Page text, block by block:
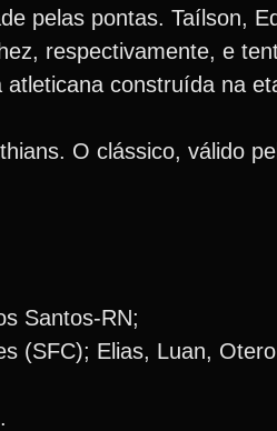
pelas pontas. Taílson,
respectivamente, e
construída na
O clássico, válido
Santos-RN;
(SFC); Elias, Luan, Otero